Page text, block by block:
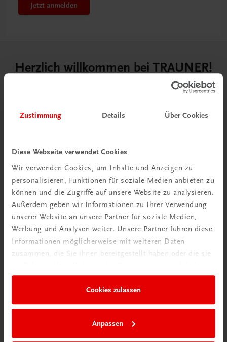
Zustimmung Details Über Cookies
Diese Webseite verwendet Cookies
Wir verwenden Cookies, um Inhalte und Anzeigen zu
personalisieren, Funktionen für soziale Medien anbieten zu
können und die Zugriffe auf unsere Website zu analysieren.
Außerdem geben wir Informationen zu Ihrer Verwendung
unserer Website an unsere Partner für soziale Medien,
Werbung und Analysen weiter. Unsere Partner führen diese
Informationen möglicherweise mit weiteren Daten
zusammen, die Sie ihnen bereitgestellt haben oder die sie
Cookies zulassen
Anpassen
Jetzt anmelden
Herzlich willkommen bei TRAUNER!
Wir sind ein österreichisches Familienunternehmen mit
Begeisterung für unsere Produkte.
mehr erfahren
TRAUNER Verlag + Buchservice GmbH
Köglstraße 14 | 4020 Linz
Tel.:+43 732 778241
buchservice@trauner.at
WhatsApp:+43 664 88 58 69 41